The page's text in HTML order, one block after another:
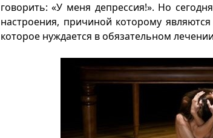
говорить: «У меня депрессия!». Но
настроения, причиной которому
которое нуждается в обязательном